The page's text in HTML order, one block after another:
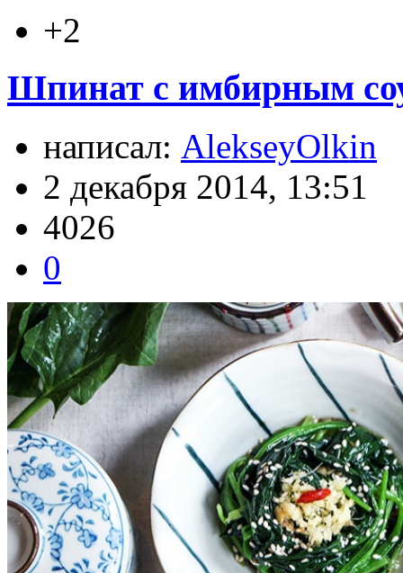
+2
Шпинат с имбирным
написал: AlekseyOlkin
2 декабря 2014, 13:51
4026
0